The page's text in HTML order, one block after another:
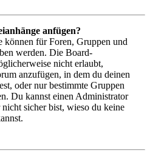
anfügen?
können für Foren, Gruppen und
werden. Die Board-
nicht erlaubt,
anzufügen, in dem du deinen
oder nur bestimmte Gruppen
Du kannst einen Administrator
sicher bist, wieso du keine